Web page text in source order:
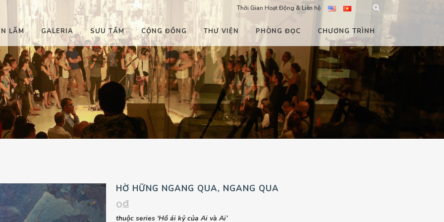
Thời Gian Hoạt Động & Liên hệ
LÃM GALERIA SƯU TẦM CỘNG ĐỒNG THƯ VIỆN PHÒNG ĐỌC CHƯƠNG TRÌNH
HỜ HỮNG NGANG QUA, NGANG QUA
0₫
thuộc series ‘Hồ ái kỷ của Ai và Ai’